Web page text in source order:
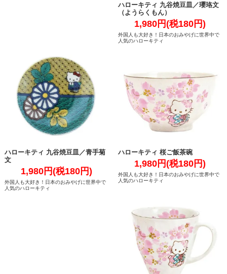
ハローキティ 九谷焼豆皿／瓔珞文
（ようらくもん）
1,980円(税180円)
外国人も大好き！日本のおみやげに世界中で
人気のハローキティ
ハローキティ 九谷焼豆皿／青手菊
文
1,980円(税180円)
外国人も大好き！日本のおみやげに世界中で
人気のハローキティ
ハローキティ 桜ご飯茶碗
1,980円(税180円)
外国人も大好き！日本のおみやげに世界中で
人気のハローキティ